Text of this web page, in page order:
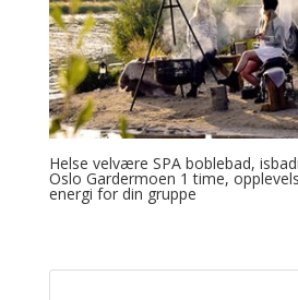
Helse velvære SPA boblebad,
Oslo Gardermoen 1 time,
energi for din gruppe